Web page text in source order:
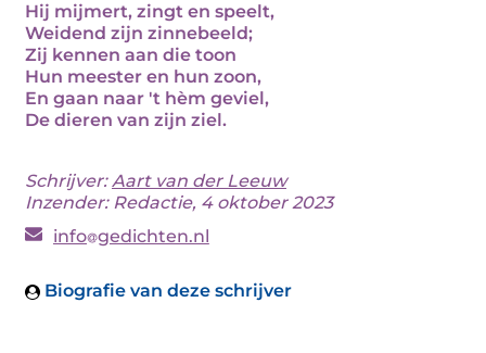
Hij mijmert, zingt en speelt,
Weidend zijn zinnebeeld;
Zij kennen aan die toon
Hun meester en hun zoon,
En gaan naar 't hèm geviel,
De dieren van zijn ziel.
Schrijver:Aart van der Leeuw
Inzender: Redactie, 4 oktober 2023
info gedichten.nl
Biografie van deze schrijver